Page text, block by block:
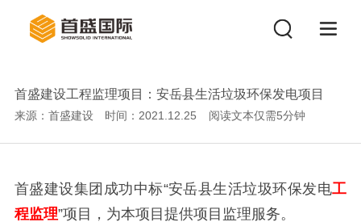
首盛建设工程监理项目：安岳县生活垃圾环保发电项目
来源：首盛建设 时间：2021.12.25 阅读文本仅需5分钟
首盛建设集团成功中标“安岳县生活垃圾环保发电工
程监理”项目，为本项目提供项目监理服务。